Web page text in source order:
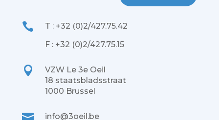

T : +32 (0)2/427.75.42
F : +32 (0)2/427.75.15

VZW Le 3e Oeil
18 staatsbladsstraat
1000 Brussel
 info@3oeil.be